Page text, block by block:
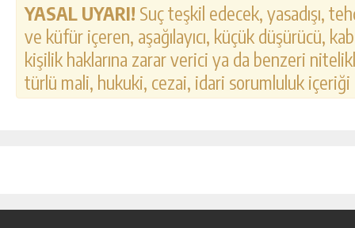
YASAL UYARI! Suç teşkil edecek, yasadışı,
ve küfür içeren, aşağılayıcı, küçük düşürücü,
kişilik haklarına zarar verici ya da benzeri
türlü mali, hukuki, cezai, idari sorumluluk